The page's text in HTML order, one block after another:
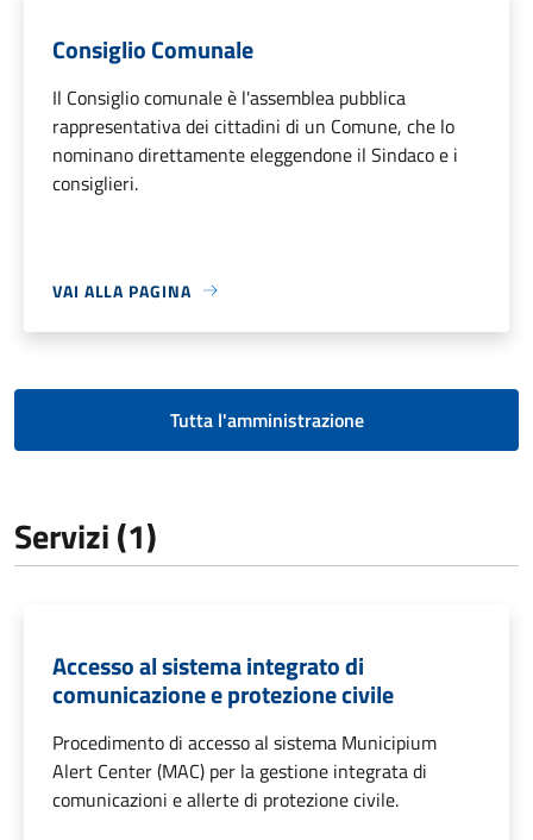
Consiglio Comunale
Il Consiglio comunale è l'assemblea pubblica
rappresentativa dei cittadini di un Comune, che lo
nominano direttamente eleggendone il Sindaco e i
consiglieri.
VAI ALLA PAGINA
Tutta l'amministrazione
Servizi (1)
Accesso al sistema integrato di
comunicazione e protezione civile
Procedimento di accesso al sistema Municipium
Alert Center (MAC) per la gestione integrata di
comunicazioni e allerte di protezione civile.